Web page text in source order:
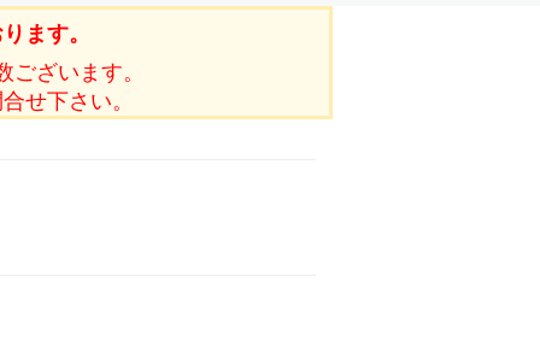
ムます。
ざいます。
せ下さい。